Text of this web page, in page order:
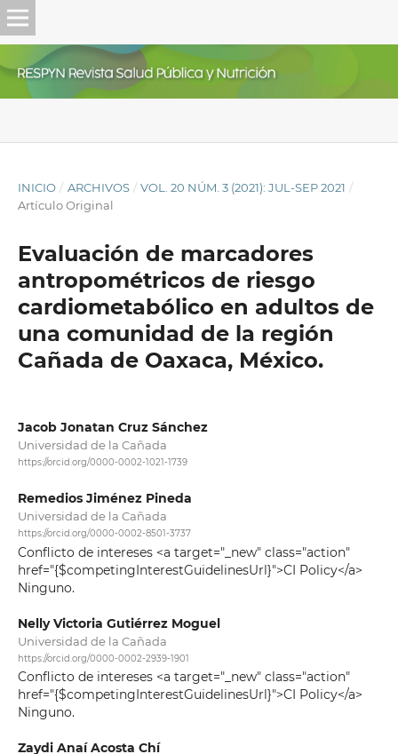
INICIO / ARCHIVOS / VOL. 20 NÚM. 3 (2021): JUL-SEP 2021 /
Artículo Original
Evaluación de marcadores
antropométricos de riesgo
cardiometabólico en adultos de
una comunidad de la región
Cañada de Oaxaca, México.
Jacob Jonatan Cruz Sánchez
Universidad de la Cañada
https://orcid.org/0000-0002-1021-1739
Remedios Jiménez Pineda
Universidad de la Cañada
https://orcid.org/0000-0002-8501-3737
Conflicto de intereses <a target="_new" class="action"
href="{$competingInterestGuidelinesUrl}">CI Policy</a>
Ninguno.
Nelly Victoria Gutiérrez Moguel
Universidad de la Cañada
https://orcid.org/0000-0002-2939-1901
Conflicto de intereses <a target="_new" class="action"
href="{$competingInterestGuidelinesUrl}">CI Policy</a>
Ninguno.
Zaydi Anaí Acosta Chí